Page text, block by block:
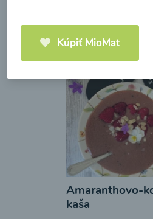
Amaranthovo-
kaša
Kúpiť MioMat